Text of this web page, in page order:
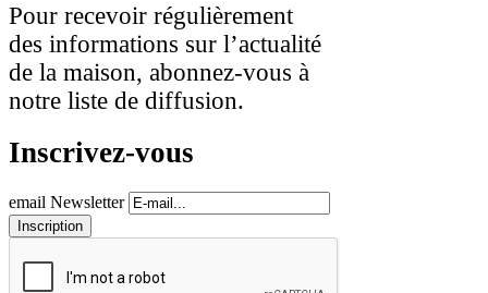
Pour recevoir régulièrement
des informations sur l’actualité
de la maison, abonnez-vous à
notre liste de diffusion.
Inscrivez-vous
email Newsletter